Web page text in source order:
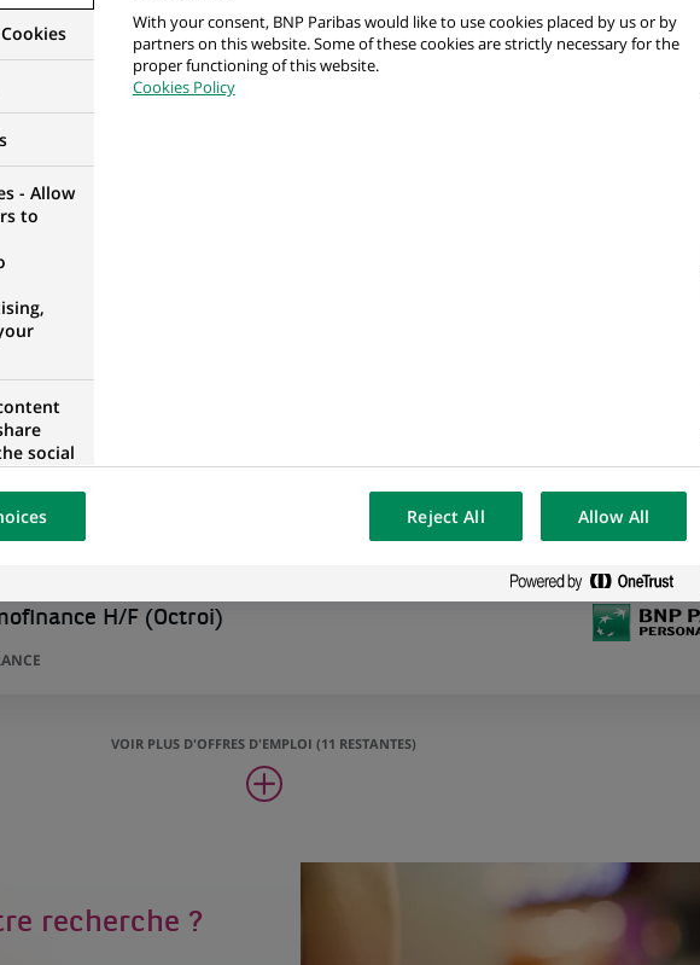
Windykacji Telefonicznej
POLOGNE
FTC
H H/F
FRANCE
H/F (Octroi)
VOIR PLUS D'OFFRES D'EMPLOI (11 RESTANTES)
recherche ?
- Allow
to
social
the
website
on a
With your consent, BNP Paribas would like to use cookies placed by us or by
partners on this website. Some of these cookies are strictly necessary for the
proper functioning of this website.
Cookies Policy
Reject All Allow All